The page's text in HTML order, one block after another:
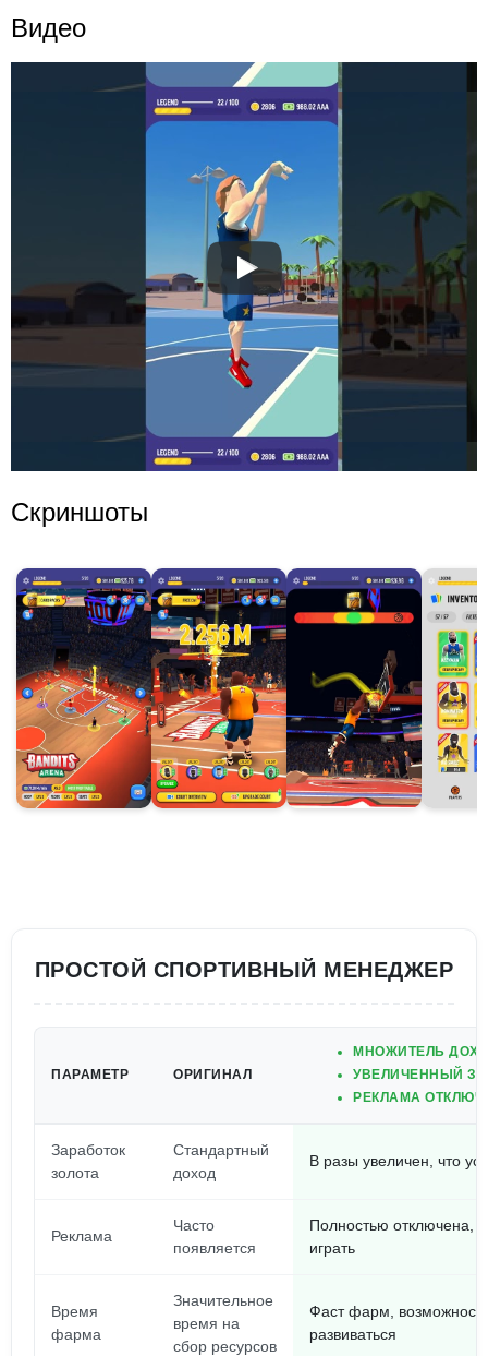
Видео
Скриншоты
ПРОСТОЙ СПОРТИВНЫЙ МЕНЕДЖЕР
ПАРАМЕТР ОРИГИНАЛ
МНОЖИТЕЛЬ
УВЕЛИЧЕННЫЙ
РЕКЛАМА
Заработок
золота
Стандартный
доход
В разы увеличен, что
Реклама
Часто
появляется
Полностью отключена,
играть
Время
фарма
Значительное
время на
сбор ресурсов
Фаст фарм,
развиваться